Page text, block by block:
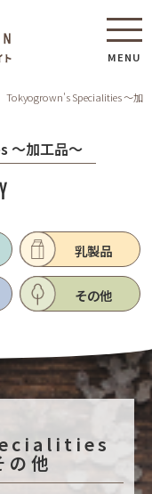
MENU
Tokyogrown's Specialities ～加
～加工品～
乳製品
その他
の他